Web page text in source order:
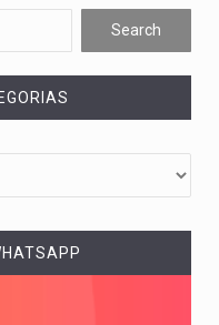
O programa, cuja implementação está prevista entre abril de 2026…
A nova legislação estabelece um prazo de 180 dias para…